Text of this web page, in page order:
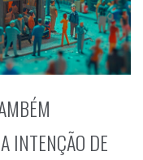
INTENÇÃO DE